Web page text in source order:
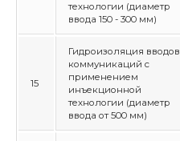
технологии (диаметр
ввода 150 - 300 мм)
15
Гидроизоляция вводов
коммуникаций с
применением
инъекционной
технологии (диаметр
ввода от 500 мм)